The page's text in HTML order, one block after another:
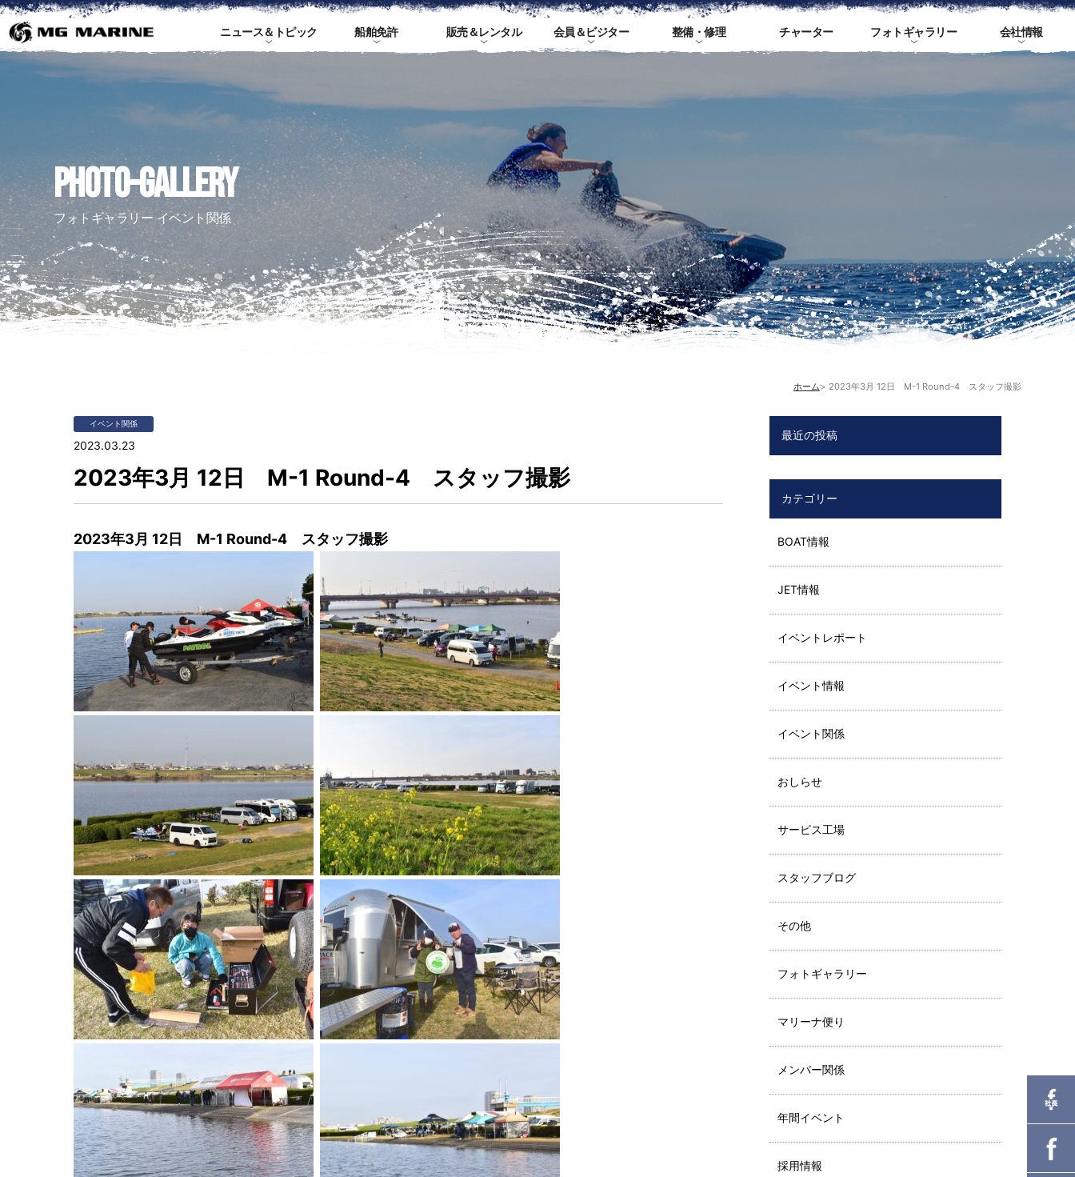
ニュース＆トピック 船舶免許 販売＆レンタル 会員＆ビジター 整備・修理 チャーター フォトギャラリー 会社情報
PHOTO-GALLERY
フォトギャラリー イベント関係
ホーム 2023年3月 12日 M-1 Round-4 スタッフ撮影
イベント関係
2023.03.23
2023年3月 12日 M-1 Round-4 スタッフ撮影
2023年3月 12日 M-1 Round-4 スタッフ撮影
最近の投稿
カテゴリー
BOAT情報
JET情報
イベントレポート
イベント情報
イベント関係
おしらせ
サービス工場
スタッフブログ
その他
フォトギャラリー
マリーナ便り
メンバー関係
年間イベント
採用情報